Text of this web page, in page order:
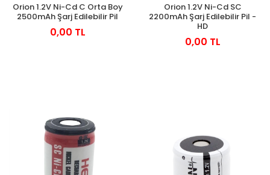
Orion 1.2V Ni-Cd C Orta Boy
2500mAh Şarj Edilebilir Pil
0,00 TL
Orion 1.2V Ni-Cd SC
2200mAh Şarj Edilebilir Pil -
HD
0,00 TL